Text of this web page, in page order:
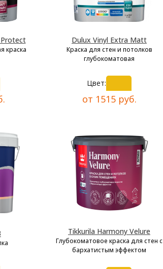
краска
Dulux Vinyl Extra Matt
Краска для стен и потолков
глубокоматовая
Цвет:
от 1515 руб.
Tikkurila Harmony Velure
Глубокоматовое краска для стен с
бархатистым эффектом